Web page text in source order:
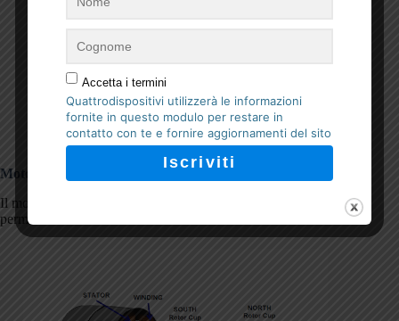
Figura 10
Motore ibrido
Il motore ibrido ha caratteristiche simili ai motore a magneti
permanenti e a riluttanza variabile.
Accetta i termini
Quattrodispositivi utilizzerà le informazioni
fornite in questo modulo per restare in
contatto con te e fornire aggiornamenti del sito